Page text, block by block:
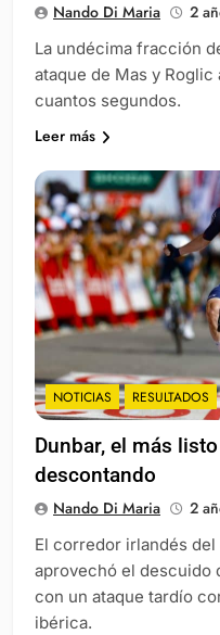
Nando Di Maria 2
La undécima fracción
ataque de Mas y Roglic
cuantos segundos.
Leer más
NOTICIAS RESULTADOS
Dunbar, el más
descontando
Nando Di Maria 2
El corredor irlandés del
aprovechó el descuido
con un ataque tardío
ibérica.